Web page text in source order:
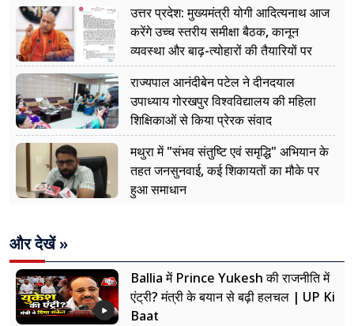
उत्तर प्रदेश: मुख्यमंत्री योगी आदित्यनाथ आज
करेंगे उच्च स्तरीय समीक्षा बैठक, कानून
व्यवस्था और बाढ़-त्योहारों की तैयारियों पर
नजर
राज्यपाल आनंदीबेन पटेल ने दीनदयाल
उपाध्याय गोरखपुर विश्वविद्यालय की महिला
शिक्षिकाओं से किया प्रेरक संवाद
मथुरा में "संभव संतुष्टि एवं समृद्धि" अभियान के
तहत जनसुनवाई, कई शिकायतों का मौके पर
हुआ समाधान
और देखें »
Ballia में Prince Yukesh की राजनीति में
एंट्री? मंत्री के बयान से बढ़ी हलचल | UP Ki
Baat